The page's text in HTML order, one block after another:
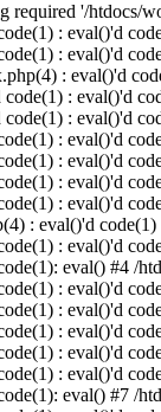
required '/htdocs/
: eval()'d
: eval()'d
: eval()'d
: eval()'d
: eval()'d
: eval()'d
: eval()'d
: eval()'d
: eval()'d
: eval()'d
: eval()'d
eval() #4 /
: eval()'d
: eval()'d
: eval()'d
: eval()'d
: eval()'d
eval() #7 /